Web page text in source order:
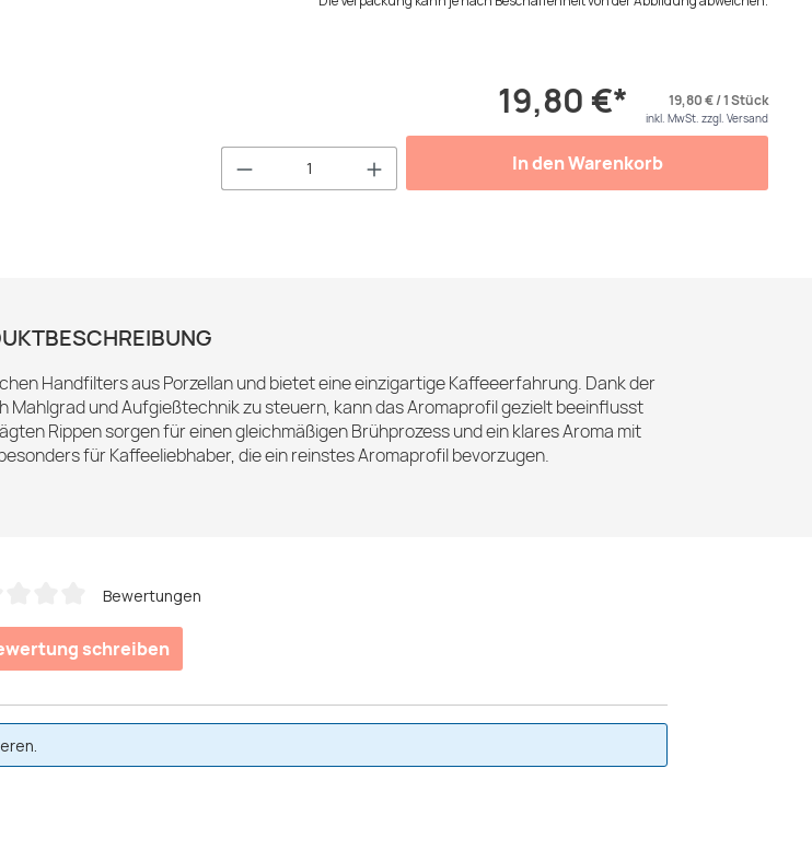
Produkt Anzahl: Gib den gewünschten Wert
19,80 €* 19,80 € / 1 Stück
inkl. MwSt. zzgl. Versand
In den Warenkorb
Handfilters aus Porzellan und bietet eine einzigartige Kaffeeerfahrung. Dank der
Mahlgrad und Aufgießtechnik zu steuern, kann das Aromaprofil gezielt beeinflusst
Rippen sorgen für einen gleichmäßigen Brühprozess und ein klares Aroma mit
für Kaffeeliebhaber, die ein reinstes Aromaprofil bevorzugen.
Bewertungen
schreiben